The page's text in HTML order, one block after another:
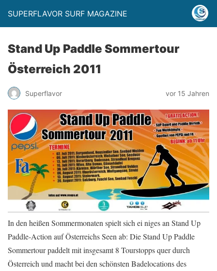
SUPERFLAVOR SURF MAGAZINE
Stand Up Paddle Sommertour
Österreich 2011
Superflavor vor 15 Jahren
In den heißen Sommermonaten spielt sich ei niges an Stand Up
Paddle-Action auf Österreichs Seen ab: Die Stand Up Paddle
Sommertour paddelt mit insgesamt 8 Tourstopps quer durch
Österreich und macht bei den schönsten Badelocations des